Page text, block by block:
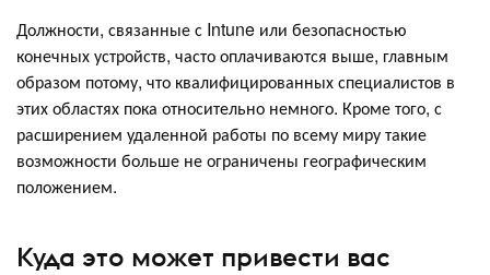
Должности, связанные с Intune или безопасностью
конечных устройств, часто оплачиваются выше, главным
образом потому, что квалифицированных специалистов в
этих областях пока относительно немного. Кроме того, с
расширением удаленной работы по всему миру такие
возможности больше не ограничены географическим
положением.
Куда это может привести вас